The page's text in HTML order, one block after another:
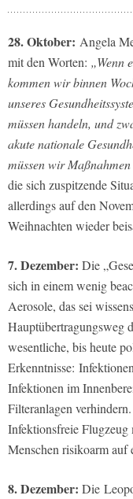
28. Oktober: Angela
mit den Worten: „Wenn
kommen wir binnen
unseres
müssen handeln, und
akute nationale
müssen wir
die sich zuspitzende
allerdings auf den
Weihnachten wieder
7. Dezember: Die
sich in einem wenig
Aerosole, das sei
Hauptübertragungsweg
wesentliche, bis heute
Erkenntnisse:
Infektionen im
Filteranlagen
Infektionsfreie
Menschen risikoarm auf
8. Dezember: Die